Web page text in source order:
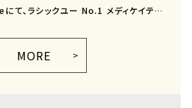
ックユー No.1 メディケイテッド スカルプエッセンスが先行販売開始
MORE